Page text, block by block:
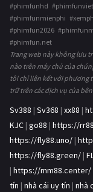
#phimfunhd
#phimfunmienphi
#phimfun2026
#phimfun.net
Trang web này không lưu
nào trên máy chủ của
tôi chỉ liên kết với phương
trữ trên các dịch vụ của
Sv388 | Sv368 | xx88 |
KJC | go88 | https://
https://fly88.uno/ |
https://fly88.green/ |
| https://mm88.center/
tín | nhà cái uy tín | nhà